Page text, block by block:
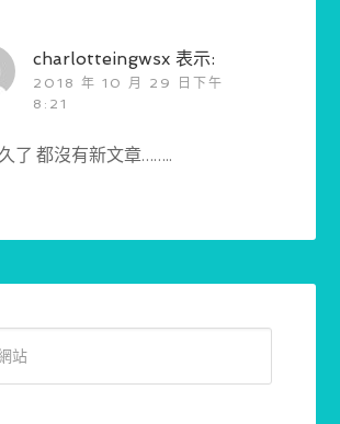
charlotteingwsx 表示:
2018 年 10 月 29 日下午
8:21
了 都沒有新文章……..